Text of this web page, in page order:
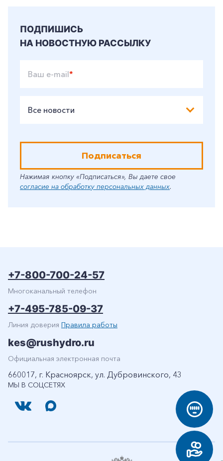
ПОДПИШИСЬ
НА НОВОСТНУЮ РАССЫЛКУ
Ваш e-mail*
Все новости
Подписаться
Нажимая кнопку «Подписаться», Вы даете свое
согласие на обработку персональных данных.
МЫ В СОЦСЕТЯХ
+7-800-700-24-57
Многоканальный телефон
+7-495-785-09-37
Линия доверия Правила работы
kes@rushydro.ru
Официальная электронная почта
660017, г. Красноярск, ул. Дубровинского, 43